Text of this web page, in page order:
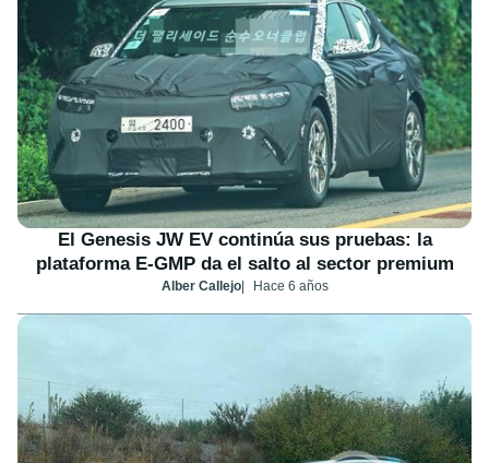
El Genesis JW EV continúa sus pruebas: la
plataforma E-GMP da el salto al sector premium
Alber Callejo Hace 6 años